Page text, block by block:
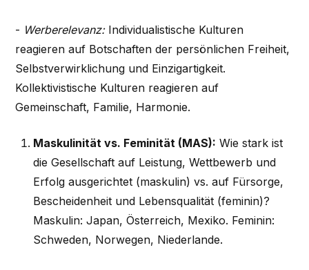
- Werberelevanz:Individualistische Kulturen
reagieren auf Botschaften der persönlichen Freiheit,
Selbstverwirklichung und Einzigartigkeit.
Kollektivistische Kulturen reagieren auf
Gemeinschaft, Familie, Harmonie.
Maskulinität vs. Feminität (MAS): Wie stark ist
die Gesellschaft auf Leistung, Wettbewerb und
Erfolg ausgerichtet (maskulin) vs. auf Fürsorge,
Bescheidenheit und Lebensqualität (feminin)?
Maskulin: Japan, Österreich, Mexiko. Feminin:
Schweden, Norwegen, Niederlande.